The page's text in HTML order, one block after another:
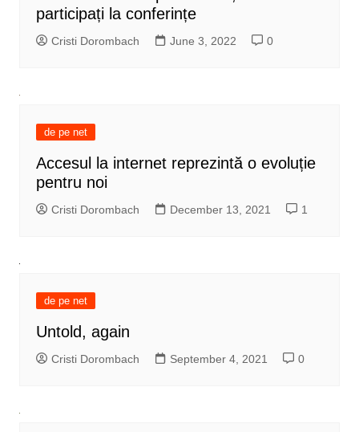
participați la conferințe
Cristi Dorombach June 3, 2022 0
de pe net
Accesul la internet reprezintă o evoluție
pentru noi
Cristi Dorombach December 13, 2021 1
de pe net
Untold, again
Cristi Dorombach September 4, 2021 0